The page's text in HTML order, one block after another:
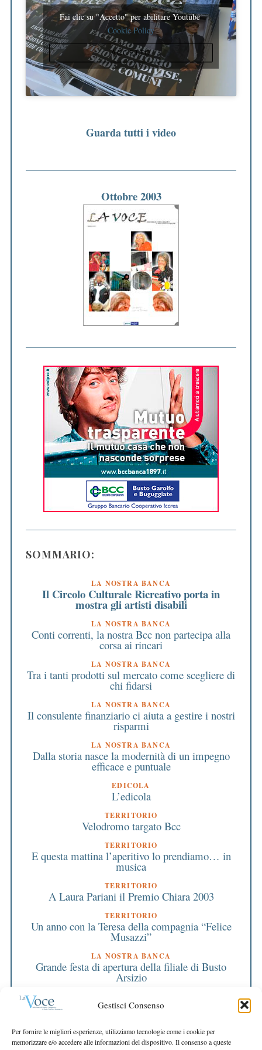
Gestisci Consenso
Per fornire le migliori esperienze, utilizziamo tecnologie come i cookie per
memorizzare e/o accedere alle informazioni del dispositivo. Il consenso a queste
Fai clic su "Accetto" per abilitare Youtube
Cookie Policy
ACCETTO
Guarda tutti i video
Ottobre 2003
SOMMARIO:
LA NOSTRA BANCA
Il Circolo Culturale Ricreativo porta in
mostra gli artisti disabili
LA NOSTRA BANCA
Conti correnti, la nostra Bcc non partecipa alla
corsa ai rincari
LA NOSTRA BANCA
Tra i tanti prodotti sul mercato come scegliere di
chi fidarsi
LA NOSTRA BANCA
Il consulente finanziario ci aiuta a gestire i nostri
risparmi
LA NOSTRA BANCA
Dalla storia nasce la modernità di un impegno
efficace e puntuale
EDICOLA
L’edicola
TERRITORIO
Velodromo targato Bcc
TERRITORIO
E questa mattina l’aperitivo lo prendiamo… in
musica
TERRITORIO
A Laura Pariani il Premio Chiara 2003
TERRITORIO
Un anno con la Teresa della compagnia “Felice
Musazzi”
LA NOSTRA BANCA
Grande festa di apertura della filiale di Busto
Arsizio
Una semestrale da record
La semestrale insegna